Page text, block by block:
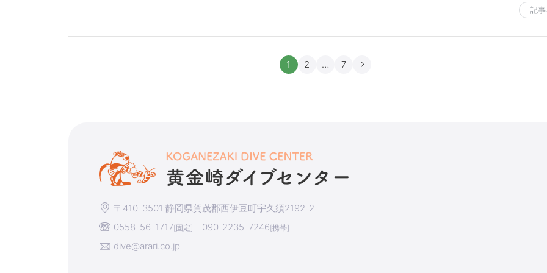
記
1 2 … 7
〒410-3501 静岡県賀茂郡西伊豆町宇久須2192-2
0558-56-1717[固定] 090-2235-7246[携帯]
dive@arari.co.jp